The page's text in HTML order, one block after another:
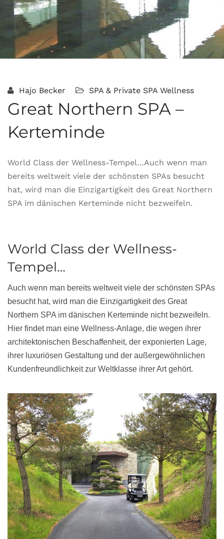
Hajo Becker SPA & Private SPA Wellness
Great Northern SPA –
Kerteminde
World Class der Wellness-Tempel…Auch wenn man
bereits weltweit viele der schönsten SPAs besucht
hat, wird man die Einzigartigkeit des Great Northern
SPA im dänischen Kerteminde nicht bezweifeln.
World Class der Wellness-
Tempel…
Auch wenn man bereits weltweit viele der schönsten SPAs
besucht hat, wird man die Einzigartigkeit des Great
Northern SPA im dänischen Kerteminde nicht bezweifeln.
Hier findet man eine Wellness-Anlage, die wegen ihrer
architektonischen Beschaffenheit, der exponierten Lage,
ihrer luxuriösen Gestaltung und der außergewöhnlichen
Kundenfreundlichkeit zur Weltklasse ihrer Art gehört.